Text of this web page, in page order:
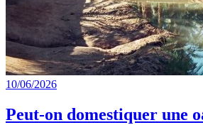
10/06/2026
Peut-on domestiquer une